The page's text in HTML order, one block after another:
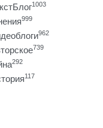
1003
999
962
739
292
117